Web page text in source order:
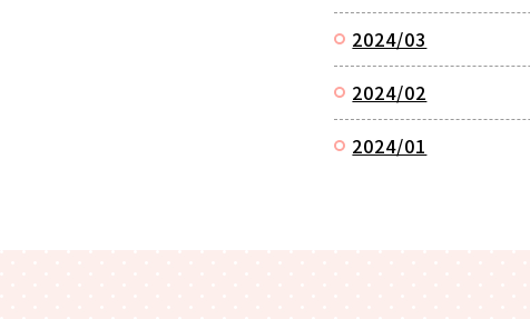
2024/03
2024/02
2024/01